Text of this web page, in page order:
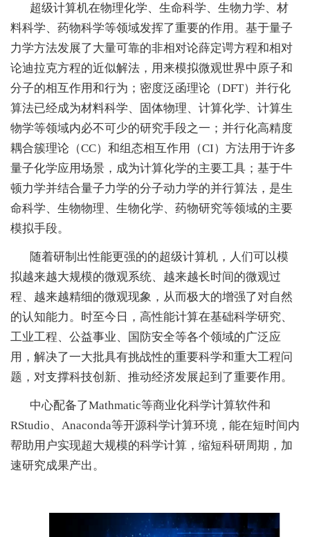
平台资源
解决方案
用户中心
科学研究
党的建设
超级计算机在物理化学、生命科学、生物力学、材
料科学、药物科学等领域发挥了重要的作用。基于量子
力学方法发展了大量可靠的非相对论薛定谔方程和相对
论迪拉克方程的近似解法，用来模拟微观世界中原子和
分子的相互作用和行为；密度泛函理论（DFT）并行化
算法已经成为材料科学、固体物理、计算化学、计算生
物学等领域内必不可少的研究手段之一；并行化高精度
耦合簇理论（CC）和组态相互作用（CI）方法用于许多
量子化学应用场景，成为计算化学的主要工具；基于牛
顿力学并结合量子力学的分子动力学的并行算法，是生
命科学、生物物理、生物化学、药物研究等领域的主要
模拟手段。
随着研制出性能更强的的超级计算机，人们可以模
拟越来越大规模的微观系统、越来越长时间的微观过
程、越来越精细的微观现象，从而极大的增强了对自然
的认知能力。时至今日，高性能计算在基础科学研究、
工业工程、公益事业、国防安全等各个领域的广泛应
用，解决了一大批具有挑战性的重要科学和重大工程问
题，对支撑科技创新、推动经济发展起到了重要作用。
中心配备了Mathmatic等商业化科学计算软件和
RStudio、Anaconda等开源科学计算环境，能在短时间内
帮助用户实现超大规模的科学计算，缩短科研周期，加
速研究成果产出。